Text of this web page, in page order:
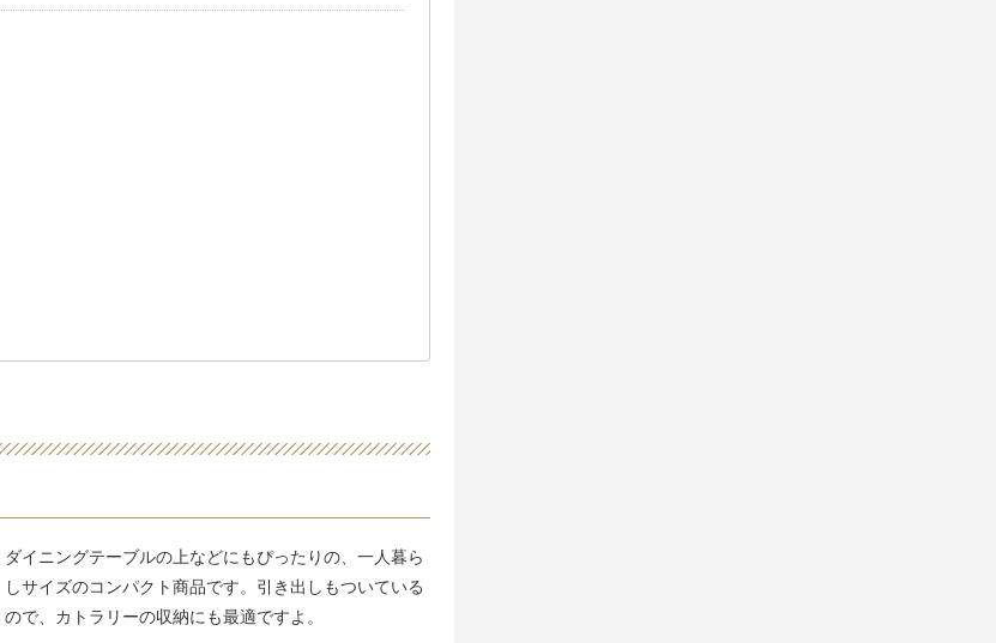
ダイニングテーブルの上などにもぴったりの、一人暮ら
しサイズのコンパクト商品です。引き出しもついている
ので、カトラリーの収納にも最適ですよ。